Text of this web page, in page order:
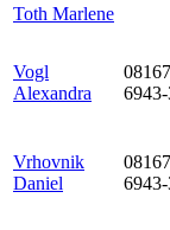
Toth Marlene
Vogl
Alexandra
08167
Vrhovnik
Daniel
08167